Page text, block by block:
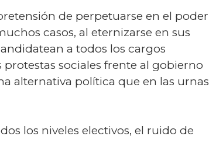
de perpetuarse en el poder
casos, al eternizarse en sus
a todos los cargos
sociales frente al gobierno
alternativa política que en las urnas
los niveles electivos, el ruido de